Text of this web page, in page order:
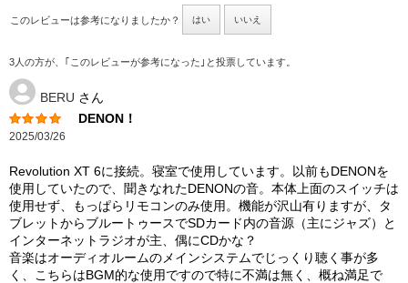
このレビューは参考になりましたか？ はい いいえ
3人の方が、｢このレビューが参考になった｣と投票しています。
BERU さん
DENON！
2025/03/26
Revolution XT 6に接続。寝室で使用しています。以前もDENONを
使用していたので、聞きなれたDENONの音。本体上面のスイッチは
使用せず、もっぱらリモコンのみ使用。機能が沢山有りますが、タ
ブレットからブルートゥースでSDカード内の音源（主にジャズ）と
インターネットラジオが主、偶にCDかな？
音楽はオーディオルームのメインシステムでじっくり聴く事が多
く、こちらはBGM的な使用ですので特に不満は無く、概ね満足で